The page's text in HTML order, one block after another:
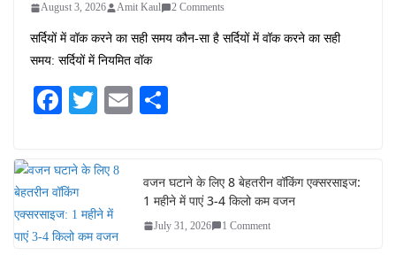
August 3, 2026 Amit Kaul 2 Comments
सर्दियों में वॉक करने का सही समय कौन-सा है सर्दियों में वॉक करने का सही
समय: सर्दियों में नियमित वॉक
Fa
bo
ok
T
tte
r
E
वजन घटाने के लिए 8 बेहतरीन वॉकिंग एक्सरसाइज:
1 महीने में पाएं 3-4 किलो कम वजन
July 31, 2026 1 Comment